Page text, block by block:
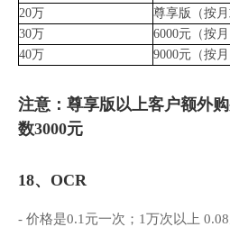
20万
尊享版（按月
30万
6000元（按
40万
9000元（按
注意：尊享版以上客户额外
数3000元
18、OCR
- 价格是0.1元一次；1万次以上